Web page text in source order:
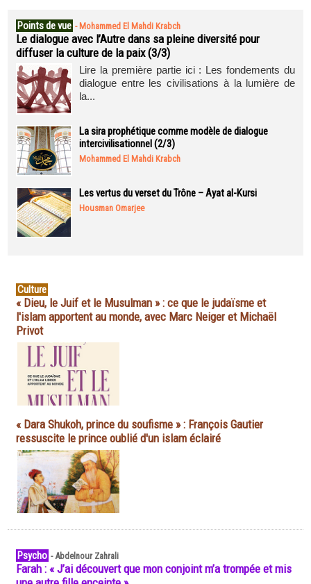
Points de vue - Mohammed El Mahdi Krabch
Le dialogue avec l’Autre dans sa pleine diversité pour
diffuser la culture de la paix (3/3)
Lire la première partie ici : Les fondements du
dialogue entre les civilisations à la lumière de
la...
La sira prophétique comme modèle de dialogue
intercivilisationnel (2/3)
Mohammed El Mahdi Krabch
Les vertus du verset du Trône – Ayat al-Kursi
Housman Omarjee
Culture
« Dieu, le Juif et le Musulman » : ce que le judaïsme et
l'islam apportent au monde, avec Marc Neiger et Michaël
Privot
« Dara Shukoh, prince du soufisme » : François Gautier
ressuscite le prince oublié d'un islam éclairé
Psycho -Abdelnour Zahrali
Farah : « J’ai découvert que mon conjoint m’a trompée et mis